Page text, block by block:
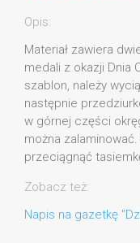
Opis:
Materiał zawiera
medali z okazji Dnia
szablon, należy
następnie
w górnej części
można
przeciągnąć
Zobacz też:
Napis na gazetkę